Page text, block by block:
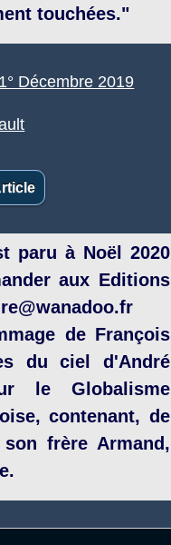
touchées."
Décembre 2019
paru à Noël 2020
aux Editions
de François
du ciel d'André
le Globalisme
contenant, de
frère Armand,